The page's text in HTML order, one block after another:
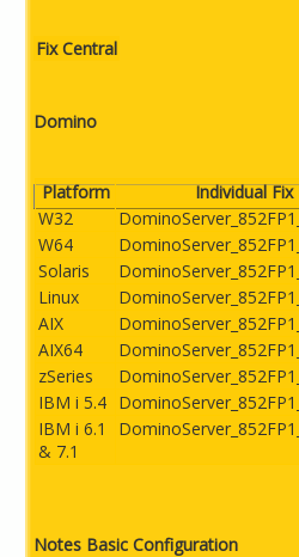
Fix Central
Domino
Platform Individual Fix
W32
W64
Solaris
Linux
AIX
AIX64
zSeries
IBM i 5.4
IBM i 6.1
& 7.1
Notes Basic Configuration